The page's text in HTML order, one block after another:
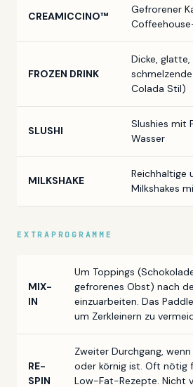
CREAMICCINO™
Gefrorener
FROZEN DRINK
Dicke, glatte,
Colada Stil)
SLUSHI
Slushies mit
Wasser
MILKSHAKE
Reichhaltige
Milkshakes
EXTRAPROGRAMME
MIX-
IN
Um Toppings
gefrorenes Obst) nach
einzuarbeiten. Das
um Zerkleinern zu
RE-
SPIN
Zweiter Durchgang,
oder körnig ist. Oft nötig
Low-Fat-Rezepte. Nicht